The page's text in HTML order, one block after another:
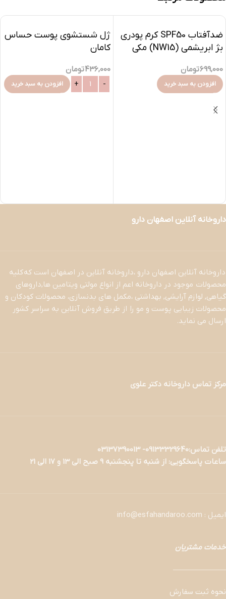
ضدآفتاب SPF50 کرم پودری
بژ ابریشمی (NW15) مکی
Foundation Sunscreen
SPF50
699,000تومان
افزودن به سبد خرید
ژل شستشوی پوست حساس
کامان
436,000تومان
افزودن به سبد خرید
داروخانه آنلاین اصفهان دارو
داروخانه آنلاین اصفهان دارو ،داروخانه آنلاین در اصفهان است که کلیه
محصولات موجود در داروخانه اعم از انواع مولتی ویتامین ها,داروهای
گیاهی, لوازم آرایشی, بهداشتی ،مکمل های بدنسازی، محصولات کودکان و
محصولات زیبایی پوست و مو را از طریق فروش آنلاین به سراسر کشور
ارسال می نماید.
مرکز تماس داروخانه دکتر علوی
تلفن تماس:09133329640- 03137390013
ساعات پاسخگویی: از شنبه تا پنجشنبه 9 صبح الی 13 و 17 الی 21
ایمیل : info@esfahandaroo.com
خدمات مشتریان
———————
نحوه ثبت سفارش